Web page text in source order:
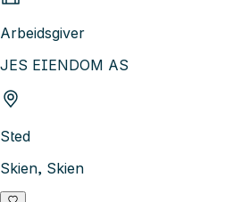
Arbeidsgiver
JES EIENDOM AS
Sted
Skien, Skien